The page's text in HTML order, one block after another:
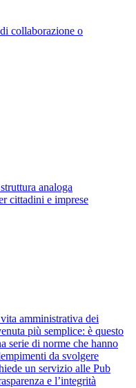
collaborazione o
analoga
cittadini e imprese
amministrativa dei
più semplice: è questo
serie di norme che hanno
da svolgere
un servizio alle Pub
e l’integrità